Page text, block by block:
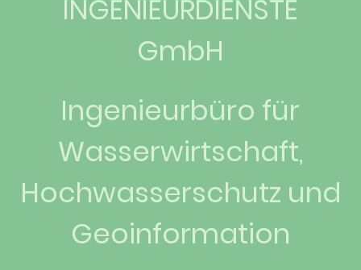
INGENIEURDIENSTE
GmbH
Ingenieurbüro für
Wasserwirtschaft,
Hochwasserschutz und
Geoinformation